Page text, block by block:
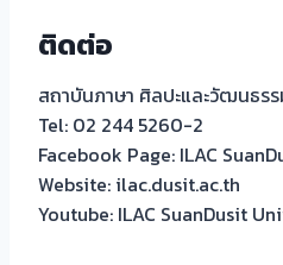
ติดต่อ
สถาบันภาษา ศิลปะและวัฒนธรร
Tel: 02 244 5260-2
Facebook Page: ILAC
Website: ilac.dusit.ac.th
Youtube: ILAC SuanDusit